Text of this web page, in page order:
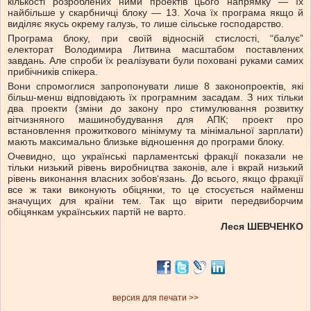
найбільше у скарбничці блоку — 13. Хоча їх програма якщо й
виділяє якусь окрему галузь, то лише сільське господарство.
Програма блоку, при своїй відносній стислості, “балує”
електорат Володимира Литвина масштабом поставлених
завдань. Але спроби їх реалізувати були поховані руками самих
прибічників спікера.
Вони спромоглися запропонувати лише 8 законопроектів, які
більш-менш відповідають їх програмним засадам. З них тільки
два проекти (зміни до закону про стимулювання розвитку
вітчизняного машинобудування для АПК; проект про
встановлення прожиткового мінімуму та мінімальної зарплати)
мають максимально близьке відношення до програми блоку.
Очевидно, що українські парламентські фракції показали не
тільки низький рівень виробництва законів, але і вкрай низький
рівень виконання власних зобов‘язань. До всього, якщо фракції
все ж таки виконують обіцянки, то це стосується найменш
значущих для країни тем. Так що вірити передвиборчим
обіцянкам українських партій не варто.
Леся ШЕВЧЕНКО
версия для печати >>